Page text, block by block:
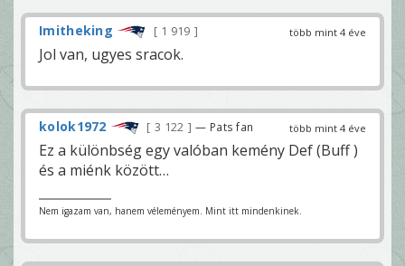
több mint 4 éve
Imitheking 1 919
Jol van, ugyes sracok.
több mint 4 éve
kolok1972 3 122 — Pats fan
Ez a különbség egy valóban kemény Def (Buff )
és a miénk között…
Nem igazam van, hanem véleményem. Mint itt mindenkinek.